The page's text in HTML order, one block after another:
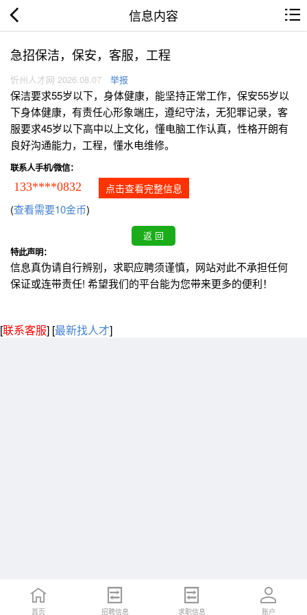
信息内容
急招保洁，保安，客服，工程
忻州人才网 2026.08.07 举报
保洁要求55岁以下，身体健康，能坚持正常工作，保安55岁以
下身体健康，有责任心形象端庄，遵纪守法，无犯罪记录，客
服要求45岁以下高中以上文化，懂电脑工作认真，性格开朗有
良好沟通能力，工程，懂水电维修。
联系人手机/微信：
133****0832 点击查看完整信息
(查看需要10金币)
特此声明：
信息真伪请自行辨别，求职应聘须谨慎，网站对此不承担任何
保证或连带责任! 希望我们的平台能为您带来更多的便利！
[联系客服] [最新找人才]
首页 招聘信息 求职信息 账户